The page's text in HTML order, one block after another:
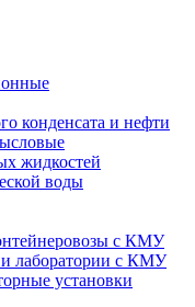
конденсата и нефти
жидкостей
воды
с КМУ
лаборатории с КМУ
установки